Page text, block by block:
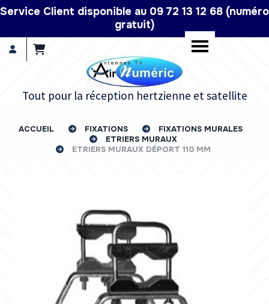
Service Client disponible au 09 72 13 12 68 (numéro
gratuit)
Tout pour la réception hertzienne et satellite
ACCUEIL FIXATIONS
FIXATIONS MURALES
ETRIERS MURAUX
ETRIERS MURAUX DÉPORT 110 MM